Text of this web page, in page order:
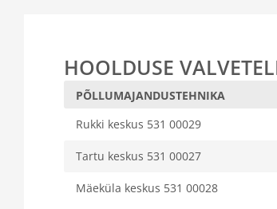
HOOLDUSE
PÕLLUMAJANDUSTEHNIKA
Rukki keskus 531 00029
Tartu keskus 531 00027
Mäeküla keskus 531 00028